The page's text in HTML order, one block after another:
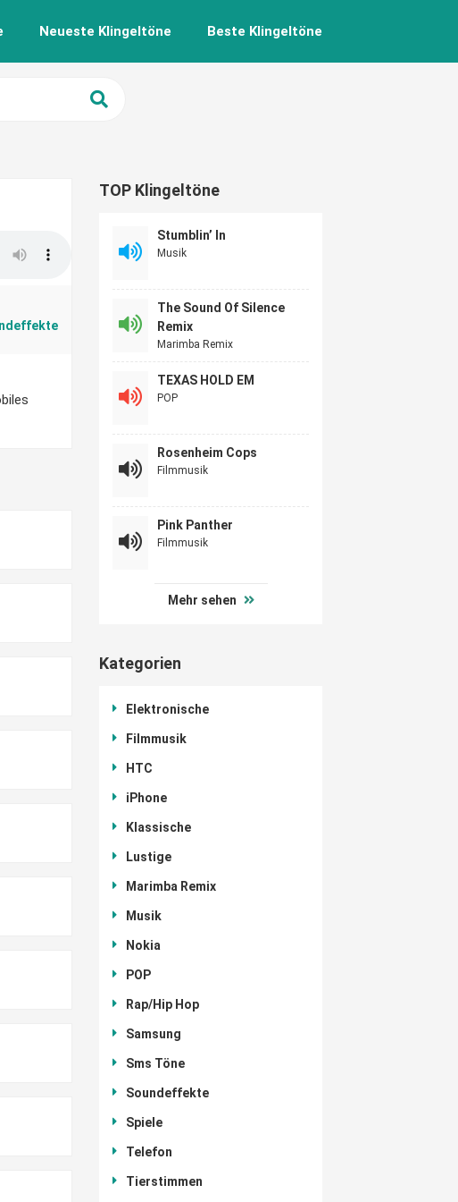
Neueste Klingeltöne Beste Klingeltöne
TOP Klingeltöne
Stumblin’ In
Musik
The Sound Of Silence
Remix
Marimba Remix
TEXAS HOLD EM
POP
Rosenheim Cops
Filmmusik
Pink Panther
Filmmusik
Mehr sehen
Kategorien
Elektronische
Filmmusik
HTC
iPhone
Klassische
Lustige
Marimba Remix
Musik
Nokia
POP
Rap/Hip Hop
Samsung
Sms Töne
Soundeffekte
Spiele
Telefon
Tierstimmen